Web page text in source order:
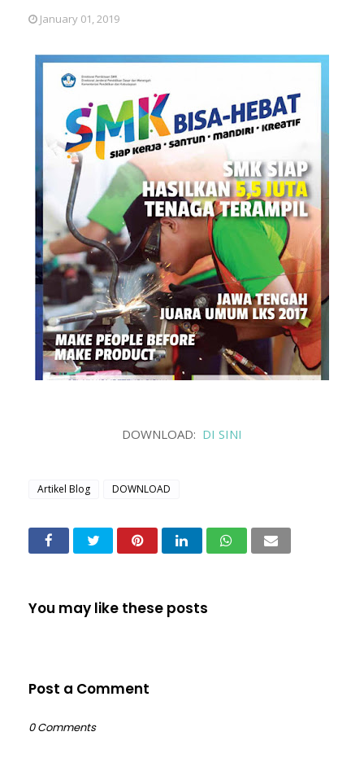
January 01, 2019
DOWNLOAD: DI SINI
Artikel Blog DOWNLOAD
You may like these posts
Post a Comment
0 Comments